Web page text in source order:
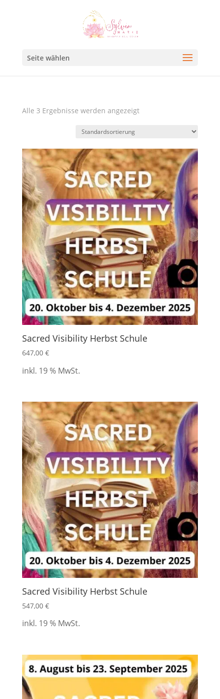
Seite wählen
Alle 3 Ergebnisse werden angezeigt
Sacred Visibility Herbst Schule
647,00 €
inkl. 19 % MwSt.
Sacred Visibility Herbst Schule
547,00 €
inkl. 19 % MwSt.